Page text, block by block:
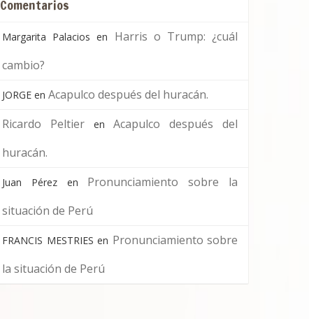
Comentarios
Margarita Palacios en Harris o Trump: ¿cuál
cambio?
JORGE en Acapulco después del huracán.
Ricardo PeltierenAcapulco después del
huracán.
Juan Pérezen Pronunciamiento sobre la
situación de Perú
FRANCIS MESTRIES en Pronunciamiento sobre
la situación de Perú